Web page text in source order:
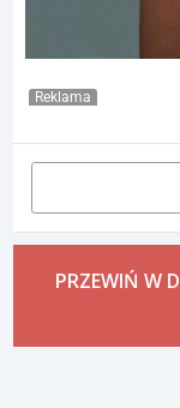
Reklama
PRZEWIŃ W